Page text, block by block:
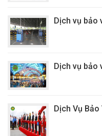
Dịch vụ bảo
Dịch vụ bảo
Dịch Vụ Bảo